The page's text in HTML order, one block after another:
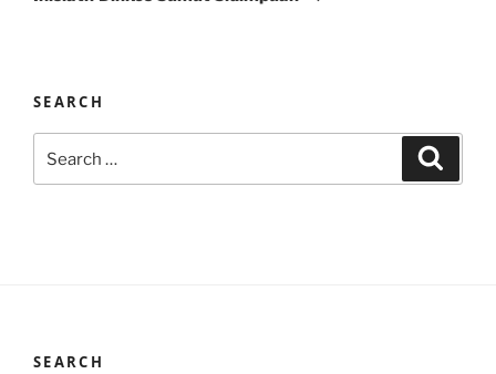
SEARCH
for:
SEARCH